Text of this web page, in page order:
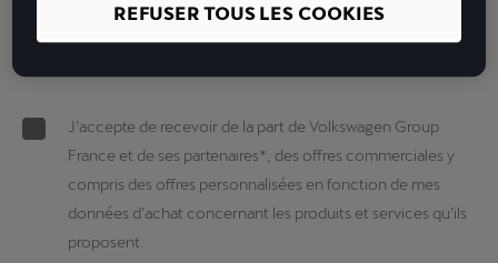
J’accepte de recevoir de la part de Volkswagen Group
France et de ses partenaires*, des offres commerciales y
compris des offres personnalisées en fonction de mes
données d’achat concernant les produits et services qu’ils
proposent.
REFUSER TOUS LES COOKIES